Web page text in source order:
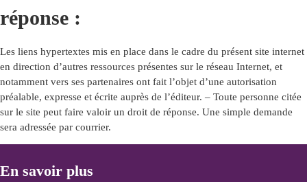
réponse :
Les liens hypertextes mis en place dans le cadre du présent site internet
en direction d’autres ressources présentes sur le réseau Internet, et
notamment vers ses partenaires ont fait l’objet d’une autorisation
préalable, expresse et écrite auprès de l’éditeur. – Toute personne citée
sur le site peut faire valoir un droit de réponse. Une simple demande
sera adressée par courrier.
En savoir plus